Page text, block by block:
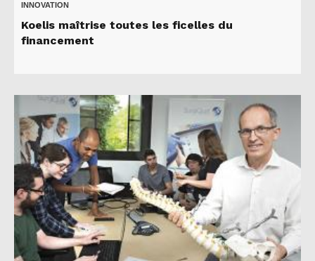
INNOVATION
Koelis maîtrise toutes les ficelles du
financement